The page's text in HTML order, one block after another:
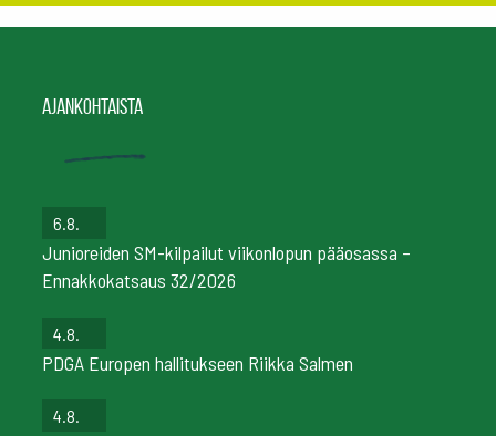
Ajankohtaista
6.8.
Junioreiden SM-kilpailut viikonlopun pääosassa –
Ennakkokatsaus 32/2026
4.8.
PDGA Europen hallitukseen Riikka Salmen
4.8.